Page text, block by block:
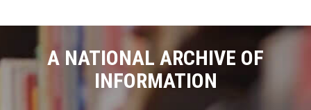
A NATIONAL ARCHIVE OF
INFORMATION